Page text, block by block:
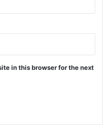
in this browser for the next